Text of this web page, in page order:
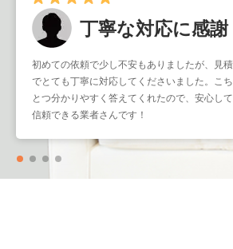
丁寧な対応に感謝
初めての依頼で少し不安もありましたが、見
でとても丁寧に対応してくださいました。こ
とつ分かりやすく答えてくれたので、安心して
信頼できる業者さんです！
早くて確実！
暑くなる前に取り付けをお願いしたかったの
ズで助かりました。工事もスピーディーなの
で、仕上がりも大満足です。こういう業者さん
と思いました。